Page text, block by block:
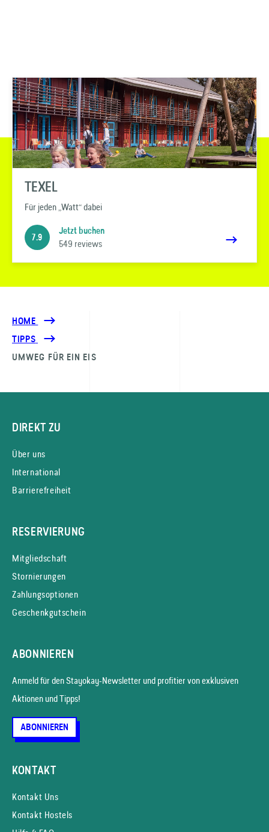
TEXEL
Für jeden „Watt“ dabei
7.9
Jetzt buchen
549 reviews
HOME
TIPPS
UMWEG FÜR EIN EIS
DIREKT ZU
Über uns
International
Barrierefreiheit
RESERVIERUNG
Mitgliedschaft
Stornierungen
Zahlungsoptionen
Geschenkgutschein
ABONNIEREN
Anmeld für den Stayokay-News­letter und profitier von exklusiven
Aktionen und Tipps!
ABONNIEREN
KONTAKT
Kontakt Uns
Kontakt Hostels